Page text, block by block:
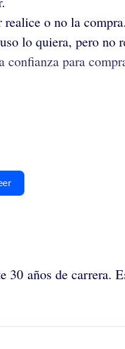
o no la
lo quiera, pero no
para
30 años de carrera.